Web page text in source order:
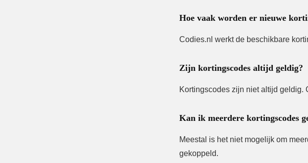
Hoe vaak worden er nieuwe
Codies.nl werkt de beschikbare
Zijn kortingscodes altijd geldig?
Kortingscodes zijn niet altijd geldig.
Kan ik meerdere kortingscodes
Meestal is het niet mogelijk om
gekoppeld.